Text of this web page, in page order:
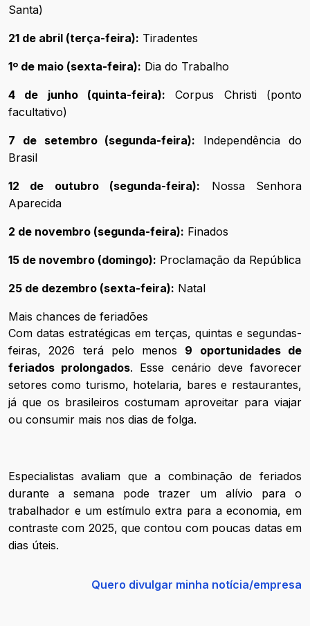
Santa)
21 de abril (terça-feira): Tiradentes
1º de maio (sexta-feira): Dia do Trabalho
4 de junho (quinta-feira): Corpus Christi (ponto
facultativo)
7 de setembro (segunda-feira): Independência do
Brasil
12 de outubro (segunda-feira): Nossa Senhora
Aparecida
2 de novembro (segunda-feira): Finados
15 de novembro (domingo): Proclamação da República
25 de dezembro (sexta-feira): Natal
Mais chances de feriadões
Com datas estratégicas em terças, quintas e segundas-
feiras, 2026 terá pelo menos 9 oportunidades de
feriados prolongados. Esse cenário deve favorecer
setores como turismo, hotelaria, bares e restaurantes,
já que os brasileiros costumam aproveitar para viajar
ou consumir mais nos dias de folga.
Especialistas avaliam que a combinação de feriados
durante a semana pode trazer um alívio para o
trabalhador e um estímulo extra para a economia, em
contraste com 2025, que contou com poucas datas em
dias úteis.
Quero divulgar minha notícia/empresa